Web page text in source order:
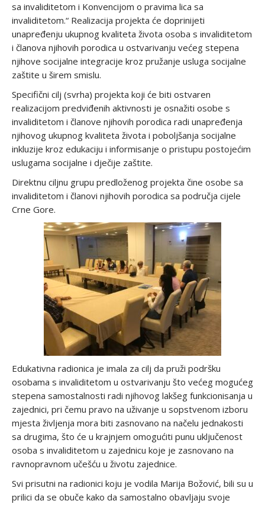
sa invaliditetom i Konvencijom o pravima lica sa
invaliditetom.“ Realizacija projekta će doprinijeti
unapređenju ukupnog kvaliteta života osoba s invaliditetom
i članova njihovih porodica u ostvarivanju većeg stepena
njihove socijalne integracije kroz pružanje usluga socijalne
zaštite u širem smislu.
Specifični cilj (svrha) projekta koji će biti ostvaren
realizacijom predviđenih aktivnosti je osnažiti osobe s
invaliditetom i članove njihovih porodica radi unapređenja
njihovog ukupnog kvaliteta života i poboljšanja socijalne
inkluzije kroz edukaciju i informisanje o pristupu postojećim
uslugama socijalne i dječije zaštite.
Direktnu ciljnu grupu predloženog projekta čine osobe sa
invaliditetom i članovi njihovih porodica sa područja cijele
Crne Gore.
Edukativna radionica je imala za cilj da pruži podršku
osobama s invaliditetom u ostvarivanju što većeg mogućeg
stepena samostalnosti radi njihovog lakšeg funkcionisanja u
zajednici, pri čemu pravo na uživanje u sopstvenom izboru
mjesta življenja mora biti zasnovano na načelu jednakosti
sa drugima, što će u krajnjem omogućiti punu uključenost
osoba s invaliditetom u zajednicu koje je zasnovano na
ravnopravnom učešću u životu zajednice.
Svi prisutni na radionici koju je vodila Marija Božović, bili su u
prilici da se obuče kako da samostalno obavljaju svoje